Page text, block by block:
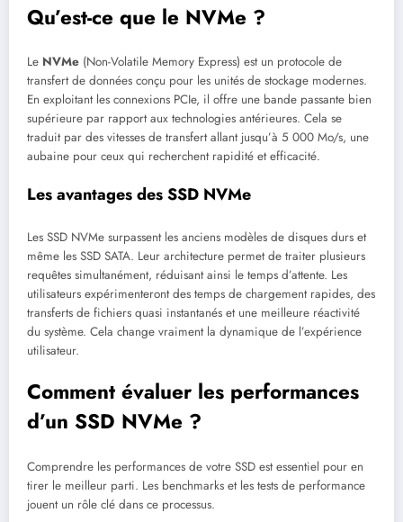
Qu’est-ce que le NVMe ?
Le NVMe (Non-Volatile Memory Express) est un protocole de
transfert de données conçu pour les unités de stockage modernes.
En exploitant les connexions PCIe, il offre une bande passante bien
supérieure par rapport aux technologies antérieures. Cela se
traduit par des vitesses de transfert allant jusqu’à 5 000 Mo/s, une
aubaine pour ceux qui recherchent rapidité et efficacité.
Les avantages des SSD NVMe
Les SSD NVMe surpassent les anciens modèles de disques durs et
même les SSD SATA. Leur architecture permet de traiter plusieurs
requêtes simultanément, réduisant ainsi le temps d’attente. Les
utilisateurs expérimenteront des temps de chargement rapides, des
transferts de fichiers quasi instantanés et une meilleure réactivité
du système. Cela change vraiment la dynamique de l’expérience
utilisateur.
Comment évaluer les performances
d’un SSD NVMe ?
Comprendre les performances de votre SSD est essentiel pour en
tirer le meilleur parti. Les benchmarks et les tests de performance
jouent un rôle clé dans ce processus.